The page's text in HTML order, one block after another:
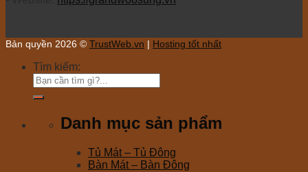
Bản quyền 2026 © TrustWeb.vn | Hosting tốt nhất
Tìm kiếm:
Danh mục sản phẩm
Tủ Mát – Tủ Đông
Bàn Mát – Bàn Đông